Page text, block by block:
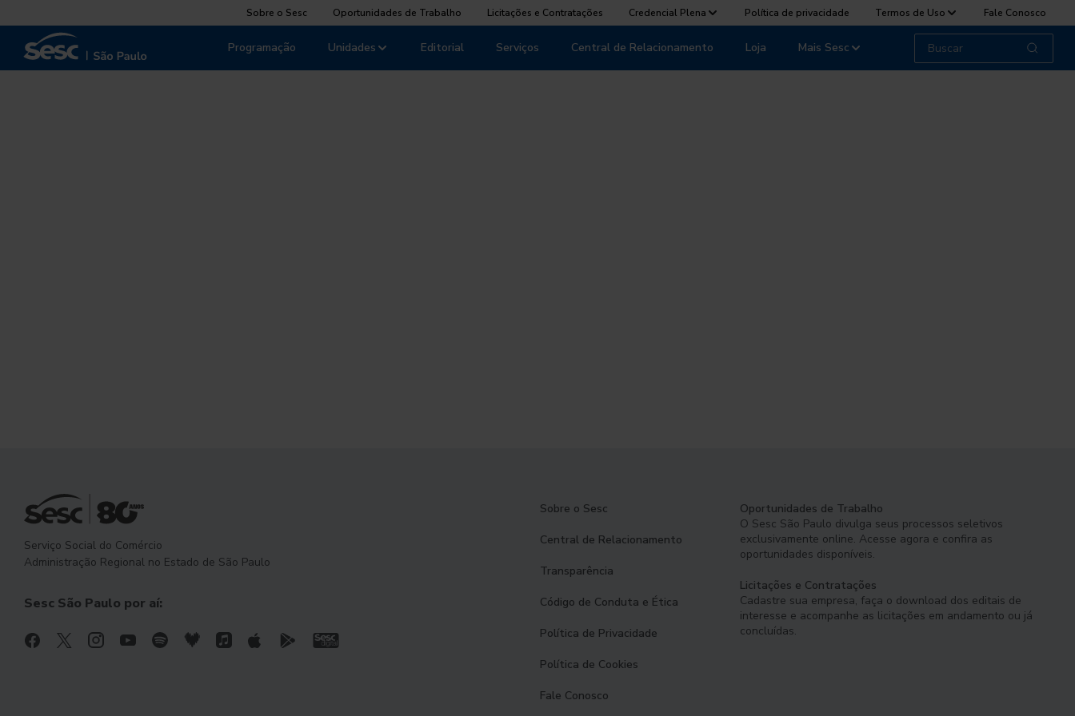
Sobre o Sesc Oportunidades de Trabalho Licitações e Contratações Credencial Plena Política de privacidade Termos de Uso Fale Conosco
Unidades
Programação Editorial Serviços Central de Relacionamento Loja Mais Sesc
Serviço Social do Comércio
Administração Regional no Estado de São Paulo
Sesc São Paulo por aí:
Sobre o Sesc
Central de Relacionamento
Transparência
Código de Conduta e Ética
Política de Privacidade
Política de Cookies
Fale Conosco
Oportunidades de Trabalho
O Sesc São Paulo divulga seus processos seletivos
exclusivamente online. Acesse agora e confira as
oportunidades disponíveis.
Licitações e Contratações
Cadastre sua empresa, faça o download dos editais de
interesse e acompanhe as licitações em andamento ou já
concluídas.